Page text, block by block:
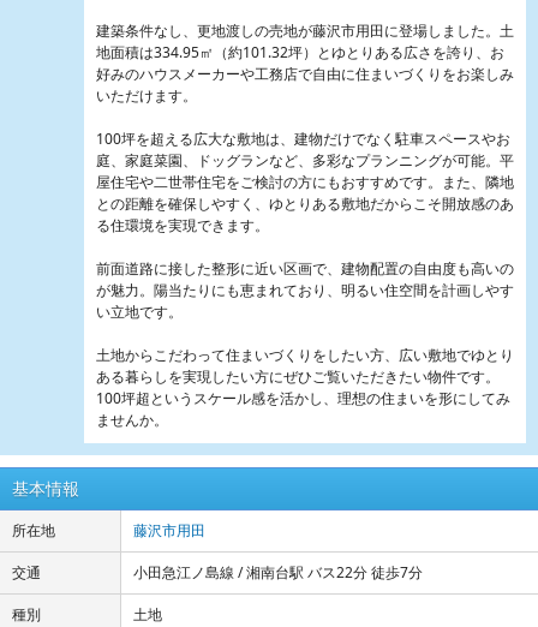
建築条件なし、更地渡しの売地が藤沢市用田に登場しました。土
地面積は334.95㎡（約101.32坪）とゆとりある広さを誇り、お
好みのハウスメーカーや工務店で自由に住まいづくりをお楽しみ
いただけます。
100坪を超える広大な敷地は、建物だけでなく駐車スペースやお
庭、家庭菜園、ドッグランなど、多彩なプランニングが可能。平
屋住宅や二世帯住宅をご検討の方にもおすすめです。また、隣地
との距離を確保しやすく、ゆとりある敷地だからこそ開放感のあ
る住環境を実現できます。
前面道路に接した整形に近い区画で、建物配置の自由度も高いの
が魅力。陽当たりにも恵まれており、明るい住空間を計画しやす
い立地です。
土地からこだわって住まいづくりをしたい方、広い敷地でゆとり
ある暮らしを実現したい方にぜひご覧いただきたい物件です。
100坪超というスケール感を活かし、理想の住まいを形にしてみ
ませんか。
基本情報
所在地 藤沢市用田
交通 小田急江ノ島線 / 湘南台駅 バス22分 徒歩7分
種別 土地